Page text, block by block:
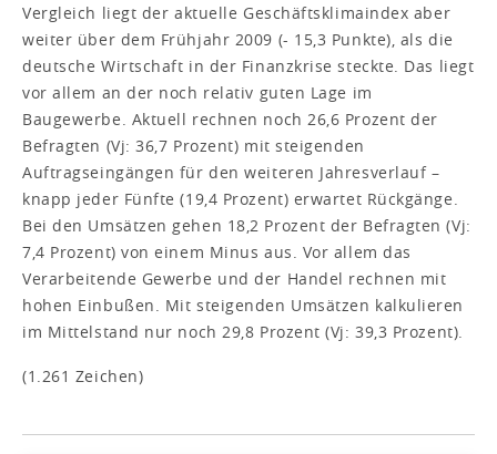
Vergleich liegt der aktuelle Geschäftsklimaindex aber
weiter über dem Frühjahr 2009 (- 15,3 Punkte), als die
deutsche Wirtschaft in der Finanzkrise steckte. Das liegt
vor allem an der noch relativ guten Lage im
Baugewerbe. Aktuell rechnen noch 26,6 Prozent der
Befragten (Vj: 36,7 Prozent) mit steigenden
Auftragseingängen für den weiteren Jahresverlauf –
knapp jeder Fünfte (19,4 Prozent) erwartet Rückgänge.
Bei den Umsätzen gehen 18,2 Prozent der Befragten (Vj:
7,4 Prozent) von einem Minus aus. Vor allem das
Verarbeitende Gewerbe und der Handel rechnen mit
hohen Einbußen. Mit steigenden Umsätzen kalkulieren
im Mittelstand nur noch 29,8 Prozent (Vj: 39,3 Prozent).
(1.261 Zeichen)